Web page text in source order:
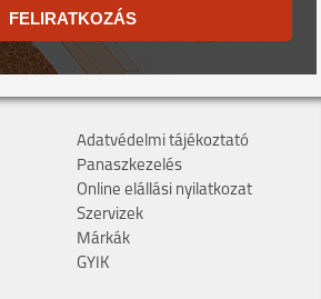
FELIRATKOZÁS
Adatvédelmi tájékoztató
Panaszkezelés
Online elállási nyilatkozat
Szervizek
Márkák
GYIK